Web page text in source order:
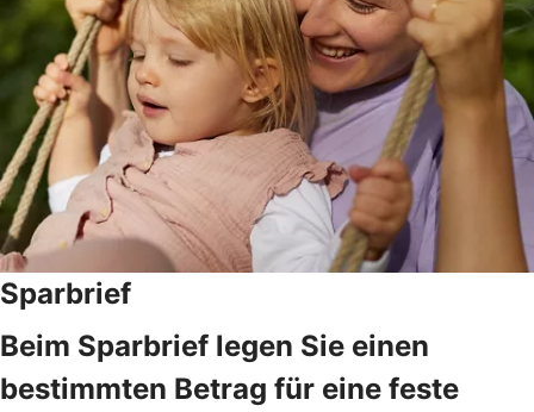
Sparbrief
Beim Sparbrief legen Sie einen
bestimmten Betrag für eine feste